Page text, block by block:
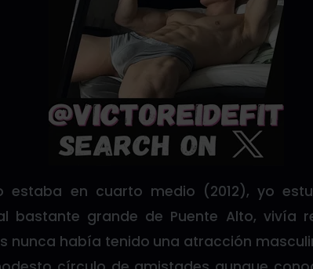
estaba en cuarto medio (2012), yo
bastante grande de Puente Alto, vivía
nunca había tenido una atracción